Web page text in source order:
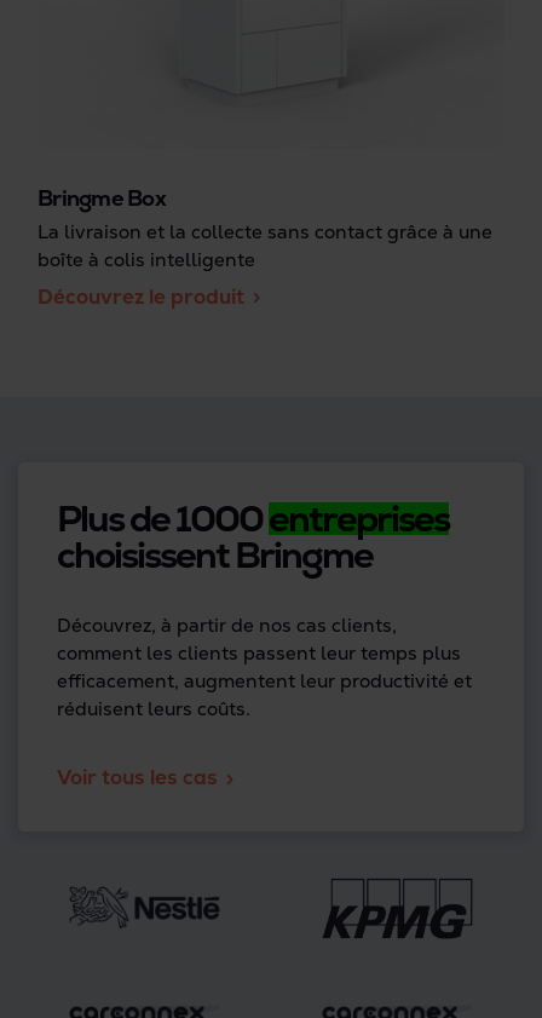
Bringme Box
La livraison et la collecte sans contact grâce à une
boîte à colis intelligente
Découvrez le produit
Plus de 1000entreprises
choisissent Bringme
Découvrez, à partir de nos cas clients,
comment les clients passent leur temps plus
efficacement, augmentent leur productivité et
réduisent leurs coûts.
Voir tous les cas